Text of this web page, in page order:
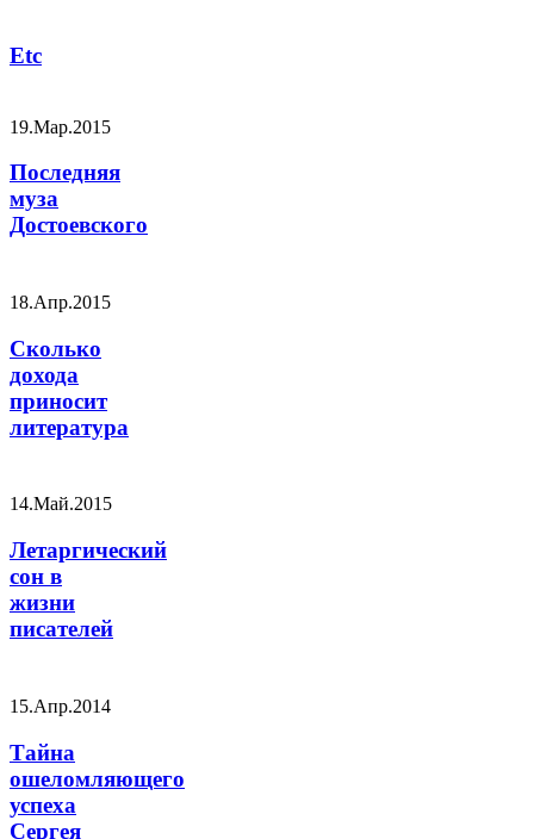
Etc
19.Мар.2015
Последняя
муза
Достоевского
18.Апр.2015
Сколько
дохода
приносит
литература
14.Май.2015
Летаргический
сон в
жизни
писателей
15.Апр.2014
Тайна
ошеломляющего
успеха
Сергея